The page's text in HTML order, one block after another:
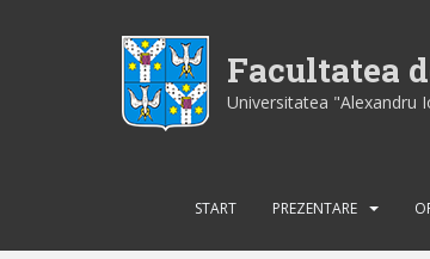
Facultatea
Universitatea "Alexandru
START PREZENTARE